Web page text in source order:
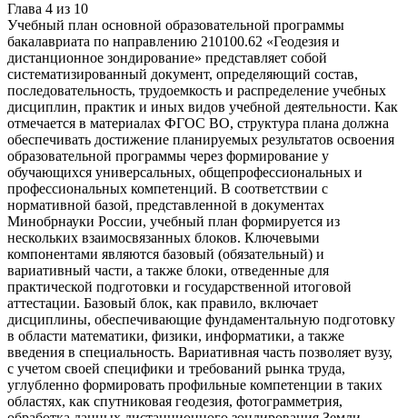
Глава 4 из 10
Учебный план основной образовательной программы
бакалавриата по направлению 210100.62 «Геодезия и
дистанционное зондирование» представляет собой
систематизированный документ, определяющий состав,
последовательность, трудоемкость и распределение учебных
дисциплин, практик и иных видов учебной деятельности. Как
отмечается в материалах ФГОС ВО, структура плана должна
обеспечивать достижение планируемых результатов освоения
образовательной программы через формирование у
обучающихся универсальных, общепрофессиональных и
профессиональных компетенций. В соответствии с
нормативной базой, представленной в документах
Минобрнауки России, учебный план формируется из
нескольких взаимосвязанных блоков. Ключевыми
компонентами являются базовый (обязательный) и
вариативный части, а также блоки, отведенные для
практической подготовки и государственной итоговой
аттестации. Базовый блок, как правило, включает
дисциплины, обеспечивающие фундаментальную подготовку
в области математики, физики, информатики, а также
введения в специальность. Вариативная часть позволяет вузу,
с учетом своей специфики и требований рынка труда,
углубленно формировать профильные компетенции в таких
областях, как спутниковая геодезия, фотограмметрия,